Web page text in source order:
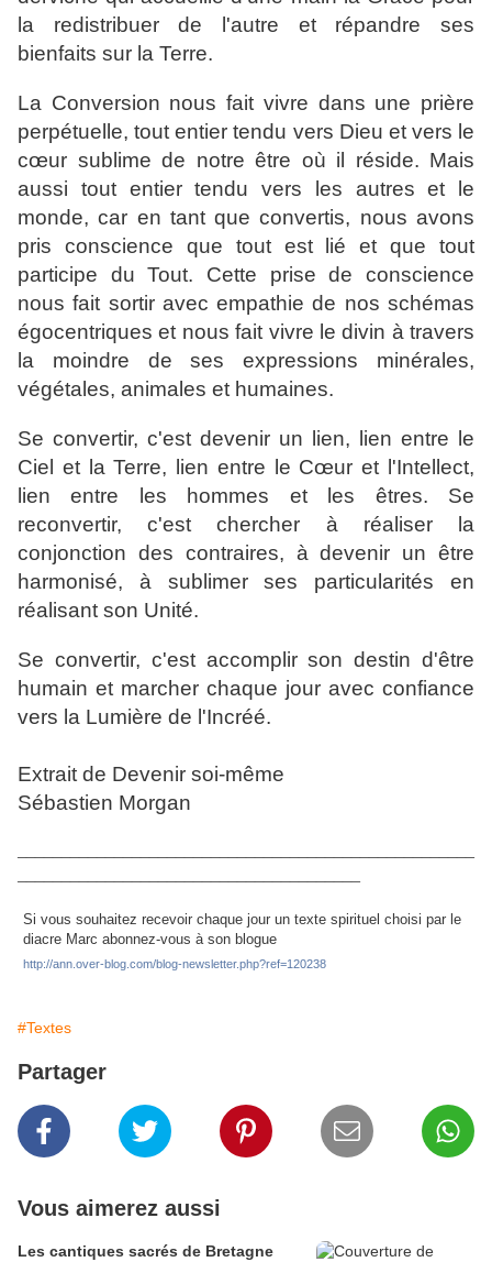
la redistribuer de l'autre et répandre ses
bienfaits sur la Terre.
La Conversion nous fait vivre dans une prière
perpétuelle, tout entier tendu vers Dieu et vers le
cœur sublime de notre être où il réside. Mais
aussi tout entier tendu vers les autres et le
monde, car en tant que convertis, nous avons
pris conscience que tout est lié et que tout
participe du Tout. Cette prise de conscience
nous fait sortir avec empathie de nos schémas
égocentriques et nous fait vivre le divin à travers
la moindre de ses expressions minérales,
végétales, animales et humaines.
Se convertir, c'est devenir un lien, lien entre le
Ciel et la Terre, lien entre le Cœur et l'Intellect,
lien entre les hommes et les êtres. Se
reconvertir, c'est chercher à réaliser la
conjonction des contraires, à devenir un être
harmonisé, à sublimer ses particularités en
réalisant son Unité.
Se convertir, c'est accomplir son destin d'être
humain et marcher chaque jour avec confiance
vers la Lumière de l'Incréé.
Extrait de Devenir soi-même
Sébastien Morgan
Si vous souhaitez recevoir chaque jour un texte spirituel choisi par le
diacre Marc abonnez-vous à son blogue
http://ann.over-blog.com/blog-newsletter.php?ref=120238
#Textes
Partager
Vous aimerez aussi
Les cantiques sacrés de Bretagne